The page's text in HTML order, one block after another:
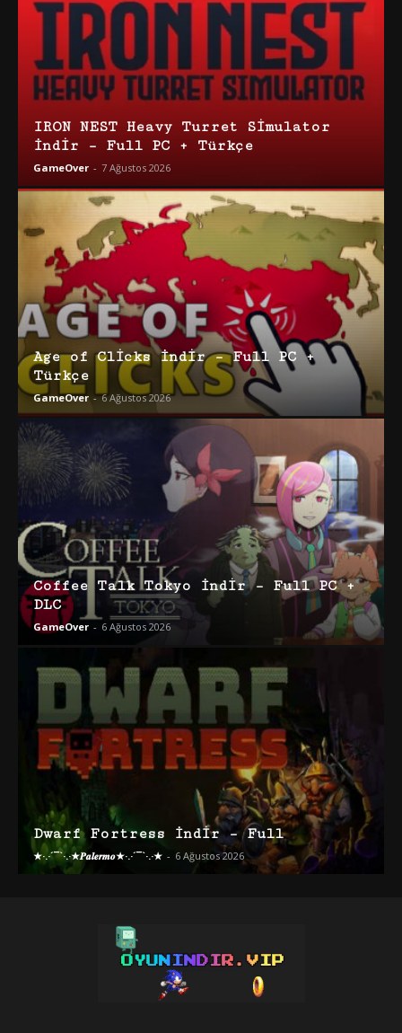
IRON NEST Heavy Turret Simulator
İndir – Full PC + Türkçe
GameOver - 7 Ağustos 2026
Age of Clicks İndir – Full PC +
Türkçe
GameOver - 6 Ağustos 2026
Coffee Talk Tokyo İndir – Full PC +
DLC
GameOver - 6 Ağustos 2026
Dwarf Fortress İndir – Full
★·.·´¯`·.·★𝑷𝒂𝒍𝒆𝒓𝒎𝒐★·.·´¯`·.·★ - 6 Ağustos 2026